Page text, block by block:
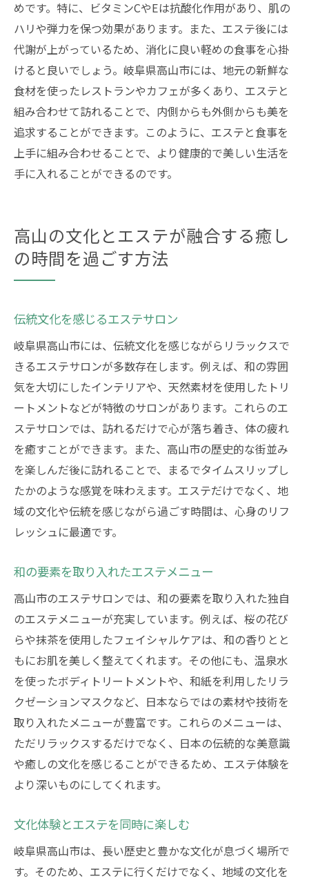
めです。特に、ビタミンCやEは抗酸化作用があり、肌の
ハリや弾力を保つ効果があります。また、エステ後には
代謝が上がっているため、消化に良い軽めの食事を心掛
けると良いでしょう。岐阜県高山市には、地元の新鮮な
食材を使ったレストランやカフェが多くあり、エステと
組み合わせて訪れることで、内側からも外側からも美を
追求することができます。このように、エステと食事を
上手に組み合わせることで、より健康的で美しい生活を
手に入れることができるのです。
高山の文化とエステが融合する癒し
の時間を過ごす方法
伝統文化を感じるエステサロン
岐阜県高山市には、伝統文化を感じながらリラックスで
きるエステサロンが多数存在します。例えば、和の雰囲
気を大切にしたインテリアや、天然素材を使用したトリ
ートメントなどが特徴のサロンがあります。これらのエ
ステサロンでは、訪れるだけで心が落ち着き、体の疲れ
を癒すことができます。また、高山市の歴史的な街並み
を楽しんだ後に訪れることで、まるでタイムスリップし
たかのような感覚を味わえます。エステだけでなく、地
域の文化や伝統を感じながら過ごす時間は、心身のリフ
レッシュに最適です。
和の要素を取り入れたエステメニュー
高山市のエステサロンでは、和の要素を取り入れた独自
のエステメニューが充実しています。例えば、桜の花び
らや抹茶を使用したフェイシャルケアは、和の香りとと
もにお肌を美しく整えてくれます。その他にも、温泉水
を使ったボディトリートメントや、和紙を利用したリラ
クゼーションマスクなど、日本ならではの素材や技術を
取り入れたメニューが豊富です。これらのメニューは、
ただリラックスするだけでなく、日本の伝統的な美意識
や癒しの文化を感じることができるため、エステ体験を
より深いものにしてくれます。
文化体験とエステを同時に楽しむ
岐阜県高山市は、長い歴史と豊かな文化が息づく場所で
す。そのため、エステに行くだけでなく、地域の文化を